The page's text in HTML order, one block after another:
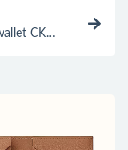
CK89